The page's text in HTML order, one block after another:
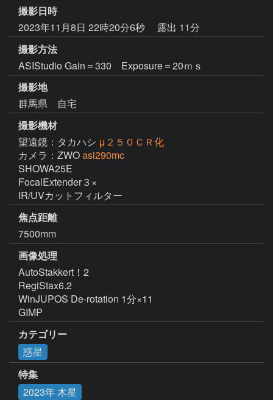
撮影日時
2023年11月8日 22時20分6秒
露出 11分
撮影方法
ASIStudio Gain＝330 Exposure＝20ｍｓ
撮影地
群馬県 自宅
撮影機材
望遠鏡：タカハシ μ２５０ＣＲ化
カメラ：ZWOasi290mc
SHOWA25E
FocalExtender３×
IR/UVカットフィルター
焦点距離
7500mm
画像処理
AutoStakkert！2
RegiStax6.2
WinJUPOS De-rotation 1分×11
GIMP
カテゴリー
惑星
特集
2023年 木星